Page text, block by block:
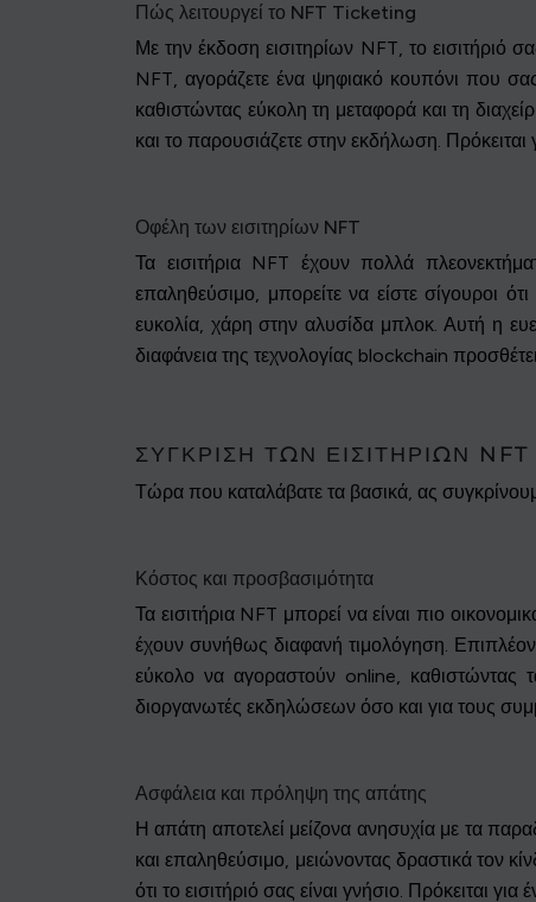
Πώς λειτουργεί το NFT Ticketing
Με την έκδοση εισιτηρίων NFT, το εισιτήριό
NFT, αγοράζετε ένα ψηφιακό κουπόνι που
καθιστώντας εύκολη τη μεταφορά και τη
και το παρουσιάζετε στην εκδήλωση.
Οφέλη των εισιτηρίων NFT
Τα εισιτήρια NFT έχουν πολλά
επαληθεύσιμο, μπορείτε να είστε σίγουροι
ευκολία, χάρη στην αλυσίδα μπλοκ. Αυτή η
διαφάνεια της τεχνολογίας blockchain
ΣΎΓΚΡΙΣΗ ΤΩΝ ΕΙΣΙΤΗΡΊΩΝ
Τώρα που καταλάβατε τα βασικά, ας
Κόστος και προσβασιμότητα
Τα εισιτήρια NFT μπορεί να είναι πιο
έχουν συνήθως διαφανή τιμολόγηση.
εύκολο να αγοραστούν online, καθιστώντας
διοργανωτές εκδηλώσεων όσο και για τους
Ασφάλεια και πρόληψη της απάτης
Η απάτη αποτελεί μείζονα ανησυχία με τα
και επαληθεύσιμο, μειώνοντας δραστικά τον
ότι το εισιτήριό σας είναι γνήσιο. Πρόκειται